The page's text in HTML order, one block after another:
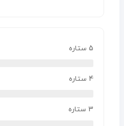
5 ستاره
4 ستاره
3 ستاره